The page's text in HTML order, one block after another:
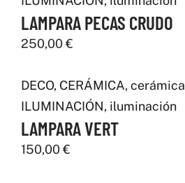
LAMPARA PECAS CRUDO
250,00€
DECO, CERÁMICA, cerámica
ILUMINACIÓN, iluminación
LAMPARA VERT
150,00€